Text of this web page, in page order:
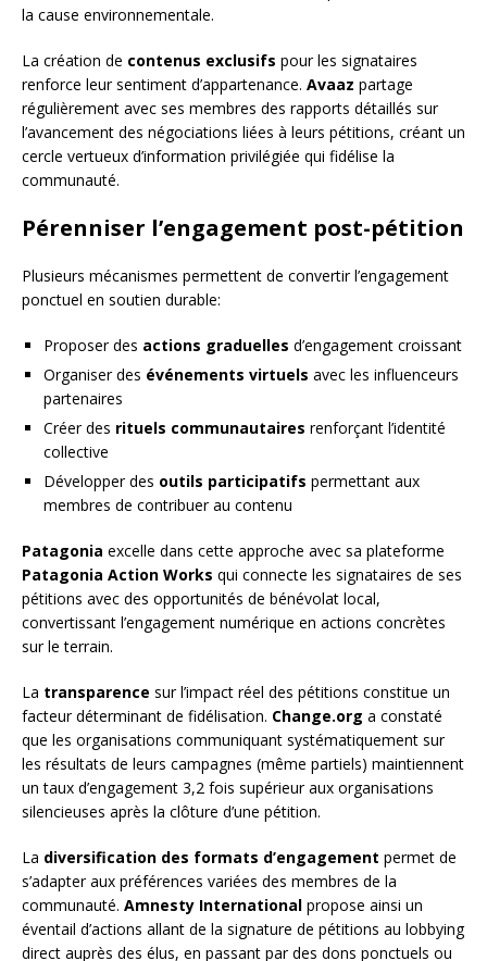
la cause environnementale.
La création de contenus exclusifs pour les signataires
renforce leur sentiment d’appartenance. Avaaz partage
régulièrement avec ses membres des rapports détaillés sur
l’avancement des négociations liées à leurs pétitions, créant un
cercle vertueux d’information privilégiée qui fidélise la
communauté.
Pérenniser l’engagement post-pétition
Plusieurs mécanismes permettent de convertir l’engagement
ponctuel en soutien durable:
Proposer des actions graduelles d’engagement croissant
Organiser des événements virtuels avec les influenceurs
partenaires
Créer des rituels communautaires renforçant l’identité
collective
Développer des outils participatifs permettant aux
membres de contribuer au contenu
Patagonia excelle dans cette approche avec sa plateforme
Patagonia Action Works qui connecte les signataires de ses
pétitions avec des opportunités de bénévolat local,
convertissant l’engagement numérique en actions concrètes
sur le terrain.
La transparence sur l’impact réel des pétitions constitue un
facteur déterminant de fidélisation. Change.org a constaté
que les organisations communiquant systématiquement sur
les résultats de leurs campagnes (même partiels) maintiennent
un taux d’engagement 3,2 fois supérieur aux organisations
silencieuses après la clôture d’une pétition.
La diversification des formats d’engagement permet de
s’adapter aux préférences variées des membres de la
communauté. Amnesty International propose ainsi un
éventail d’actions allant de la signature de pétitions au lobbying
direct auprès des élus, en passant par des dons ponctuels ou